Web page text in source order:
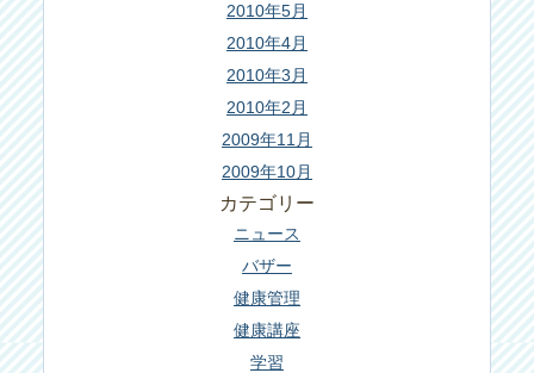
2010年5月
2010年4月
2010年3月
2010年2月
2009年11月
2009年10月
カテゴリー
ニュース
バザー
健康管理
健康講座
学習